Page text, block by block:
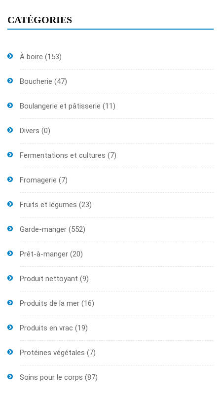
CATÉGORIES
À boire (153)
Boucherie (47)
Boulangerie et pâtisserie (11)
Divers (0)
Fermentations et cultures (7)
Fromagerie (7)
Fruits et légumes (23)
Garde-manger (552)
Prêt-à-manger (20)
Produit nettoyant (9)
Produits de la mer (16)
Produits en vrac (19)
Protéines végétales (7)
Soins pour le corps (87)